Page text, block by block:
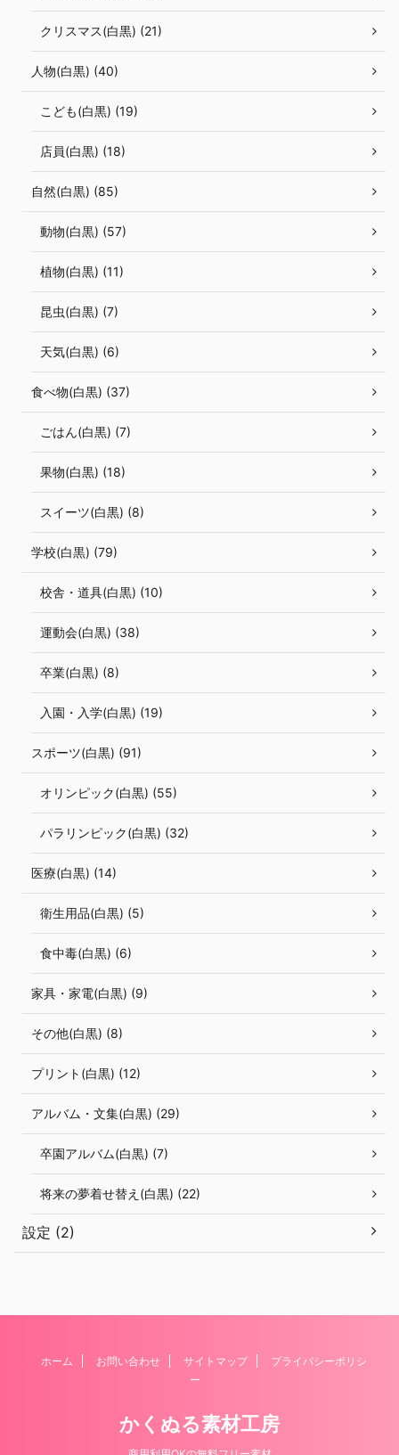
クリスマス(白黒) (21)
人物(白黒) (40)
こども(白黒) (19)
店員(白黒) (18)
自然(白黒) (85)
動物(白黒) (57)
植物(白黒) (11)
昆虫(白黒) (7)
天気(白黒) (6)
食べ物(白黒) (37)
ごはん(白黒) (7)
果物(白黒) (18)
スイーツ(白黒) (8)
学校(白黒) (79)
校舎・道具(白黒) (10)
運動会(白黒) (38)
卒業(白黒) (8)
入園・入学(白黒) (19)
スポーツ(白黒) (91)
オリンピック(白黒) (55)
パラリンピック(白黒) (32)
医療(白黒) (14)
衛生用品(白黒) (5)
食中毒(白黒) (6)
家具・家電(白黒) (9)
その他(白黒) (8)
プリント(白黒) (12)
アルバム・文集(白黒) (29)
卒園アルバム(白黒) (7)
将来の夢着せ替え(白黒) (22)
設定 (2)
ホーム お問い合わせ サイトマップ
プライバシーポリシ
ー
かくぬる素材工房